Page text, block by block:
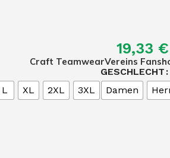
Craft TeamwearVereins
19,33 €
L XL 2XL 3XL
GESCHLECHT
Damen